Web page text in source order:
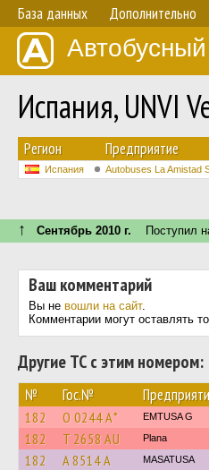
База данных Дополнительно
Испания, UNVI
Регион Предприятие
Испания Autobuses La Amistad
↑ Сентябрь 2010 г. Поступил
Ваш комментарий
Вы не вошли на сайт.
Комментарии могут оставлять
Другие ТС с этим номером:
№ Гос.№
182 O 0244 A* EMTUSA G
182 T 2658 AU Plana
182 A 8514 A MASATUSA